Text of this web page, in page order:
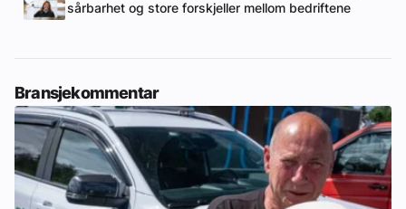
sårbarhet og store forskjeller mellom bedriftene
Bransjekommentar